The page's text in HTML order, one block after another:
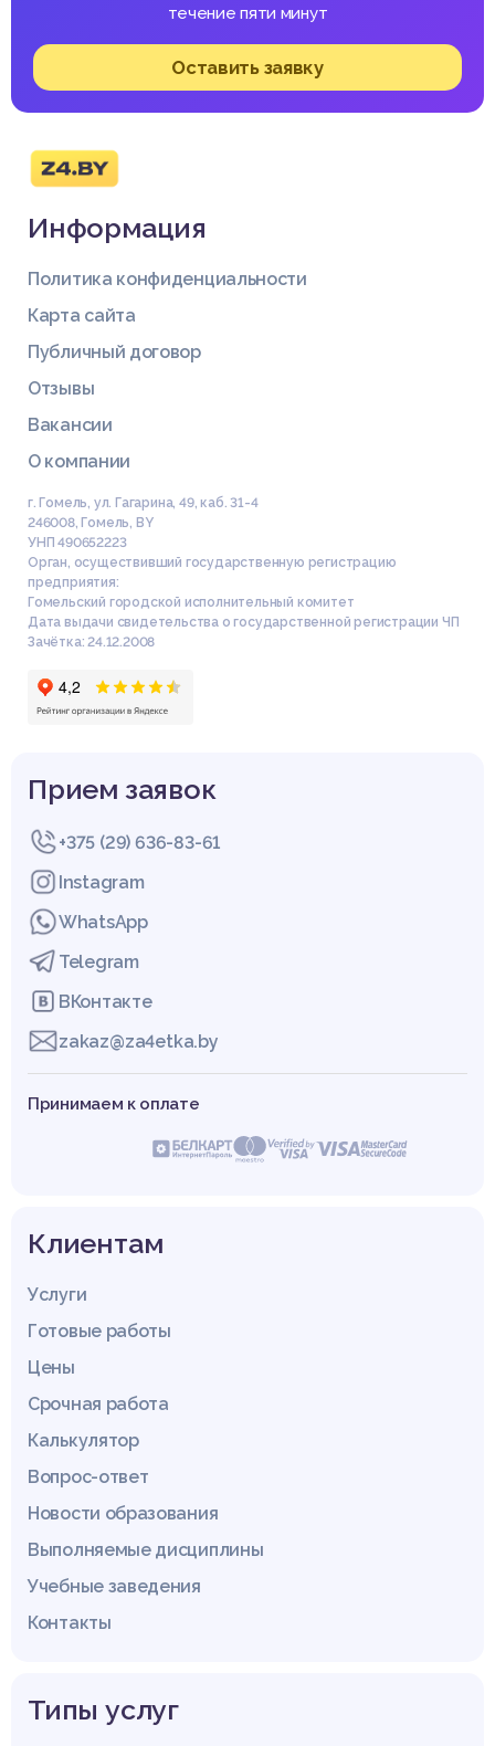
течение пяти минут
Оставить заявку
Информация
Политика конфиденциальности
Карта сайта
Публичный договор
Отзывы
Вакансии
О компании
г. Гомель, ул. Гагарина, 49, каб. 31-4
246008, Гомель, BY
УНП 490652223
Орган, осуществивший государственную регистрацию
предприятия:
Гомельский городской исполнительный комитет
Дата выдачи свидетельства о государственной регистрации ЧП
Зачётка: 24.12.2008
Прием заявок
+375 (29) 636-83-61
Instagram
WhatsApp
Telegram
ВКонтакте
zakaz@za4etka.by
Принимаем к оплате
Клиентам
Услуги
Готовые работы
Цены
Срочная работа
Калькулятор
Вопрос-ответ
Новости образования
Выполняемые дисциплины
Учебные заведения
Контакты
Типы услуг